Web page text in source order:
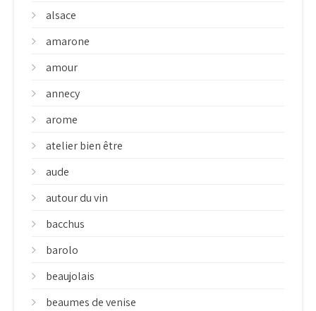
alsace
amarone
amour
annecy
arome
atelier bien être
aude
autour du vin
bacchus
barolo
beaujolais
beaumes de venise